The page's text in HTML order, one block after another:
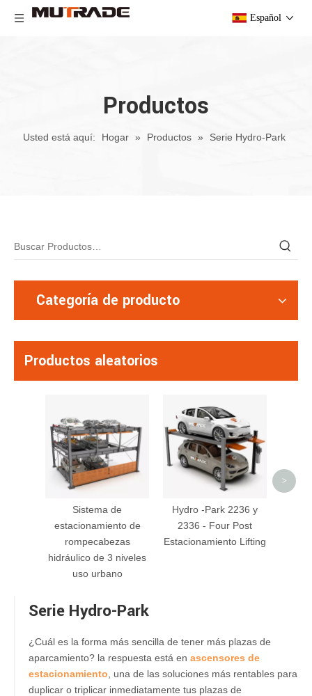
Español
Productos
Usted está aquí: Hogar » Productos » Serie Hydro-Park
Categoría de producto
Productos aleatorios
Sistema de
estacionamiento de
rompecabezas
hidráulico de 3 niveles
uso urbano
Hydro -Park 2236 y
2336 - Four Post
Estacionamiento Lifting
>
Serie Hydro-Park
¿Cuál es la forma más sencilla de tener más plazas de
aparcamiento? la respuesta está en ascensores de
estacionamiento , una de las soluciones más rentables para
duplicar o triplicar inmediatamente tus plazas de